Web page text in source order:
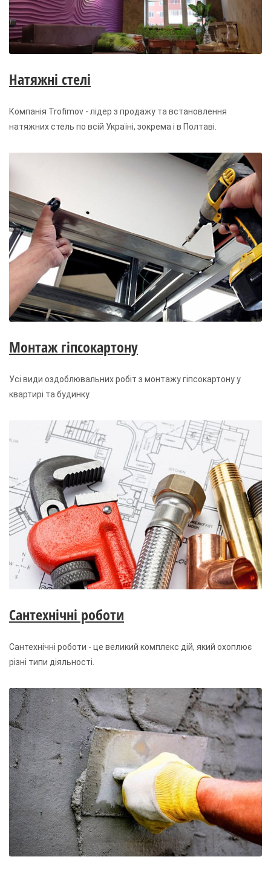
Натяжні стелі
Компанія Trofimov - лідер з продажу та встановлення
натяжних стель по всій Україні, зокрема і в Полтаві.
Монтаж гіпсокартону
Усі види оздоблювальних робіт з монтажу гіпсокартону у
квартирі та будинку.
Сантехнічні роботи
Сантехнічні роботи - це великий комплекс дій, який охоплює
різні типи діяльності.